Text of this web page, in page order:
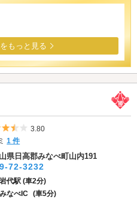
もっと見る
5つ星のうち3.5
3.80
1 件
県日高郡みなべ町山内191
72-3232
岩代駅 (車2分)
みなべIC (車5分)